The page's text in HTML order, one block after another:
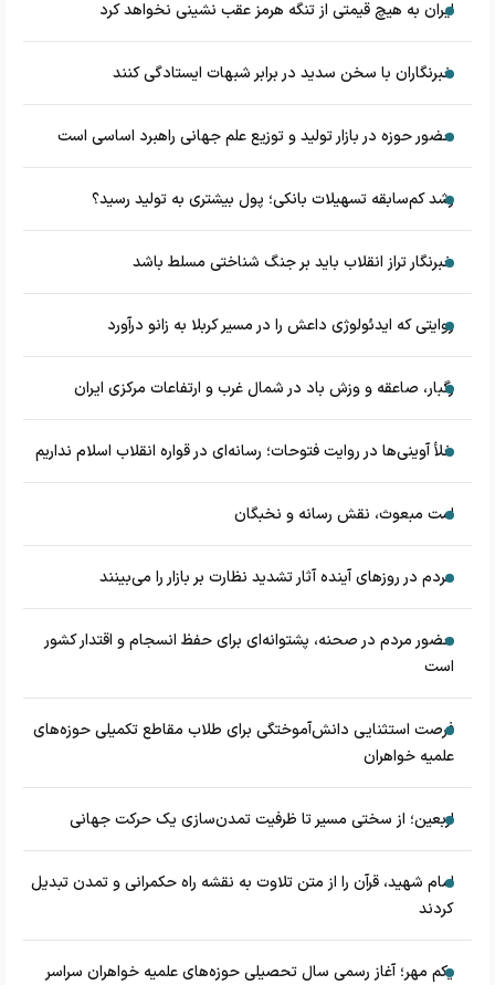
ایران به هیچ قیمتی از تنگه هرمز عقب نشینی نخواهد کرد
خبرنگاران با سخن سدید در برابر شبهات ایستادگی کنند
حضور حوزه در بازار تولید و توزیع علم جهانی راهبرد اساسی است
رشد کم‌سابقه تسهیلات بانکی؛ پول بیشتری به تولید رسید؟
خبرنگار تراز انقلاب باید بر جنگ شناختی مسلط باشد
روایتی که ایدئولوژی داعش را در مسیر کربلا به زانو درآورد
رگبار، صاعقه و وزش باد در شمال غرب و ارتفاعات مرکزی ایران
خلأ آوینی‌ها در روایت فتوحات؛ رسانه‌ای در قواره انقلاب اسلام نداریم
امت مبعوث، نقش رسانه و نخبگان
مردم در روزهای آینده آثار تشدید نظارت بر بازار را می‌بینند
حضور مردم در صحنه، پشتوانه‌ای برای حفظ انسجام و اقتدار کشور
است
فرصت استثنایی دانش‌آموختگی برای طلاب مقاطع تکمیلی حوزه‌های
علمیه خواهران
اربعین؛ از سختی مسیر تا ظرفیت تمدن‌سازی یک حرکت جهانی
امام شهید، قرآن را از متن تلاوت به نقشه راه حکمرانی و تمدن تبدیل
کردند
یکم مهر؛ آغاز رسمی سال تحصیلی حوزه‌های علمیه خواهران سراسر